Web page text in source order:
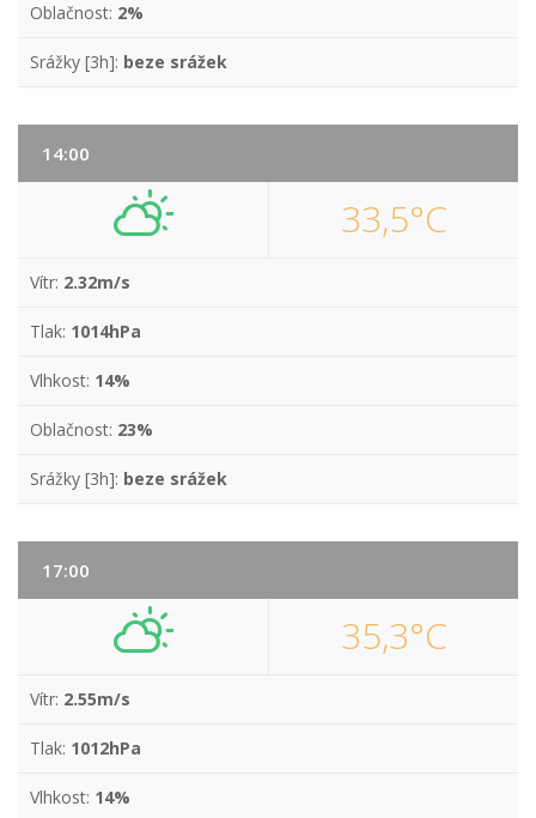
Oblačnost: 2%
Srážky [3h]: beze srážek
14:00
33,5°C
Vítr: 2.32m/s
Tlak: 1014hPa
Vlhkost: 14%
Oblačnost: 23%
Srážky [3h]: beze srážek
17:00
35,3°C
Vítr: 2.55m/s
Tlak: 1012hPa
Vlhkost: 14%